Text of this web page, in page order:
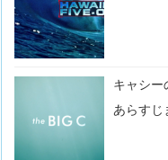
キャシ
あらすじ